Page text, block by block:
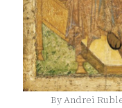
By Andrei